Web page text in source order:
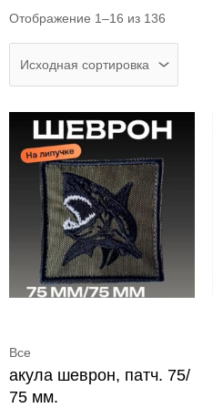
Отображение 1–16 из 136
Все
акула шеврон, патч. 75/
75 мм.